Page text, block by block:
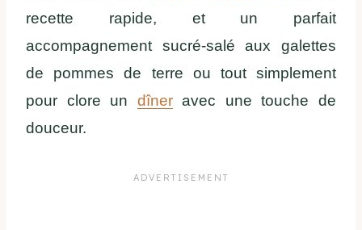
recette rapide, et un parfait
accompagnement sucré-salé aux galettes
de pommes de terre ou tout simplement
pour clore un dîneravec une touche de
douceur.